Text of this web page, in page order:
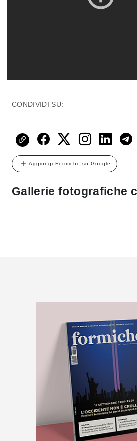
CONDIVIDI SU:
Aggiungi Formiche su Google
Gallerie fotografiche